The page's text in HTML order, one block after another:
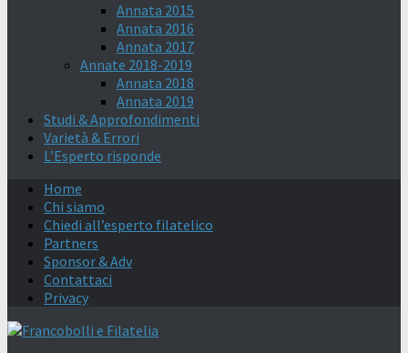
Annata 2015
Annata 2016
Annata 2017
Annate 2018-2019
Annata 2018
Annata 2019
Studi & Approfondimenti
Varietà & Errori
L’Esperto risponde
Home
Chi siamo
Chiedi all’esperto filatelico
Partners
Sponsor & Adv
Contattaci
Privacy